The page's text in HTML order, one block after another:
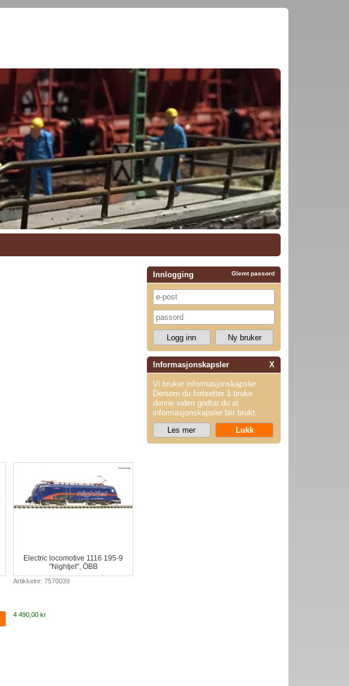
Electric locomotive 1116 195-9
"Nightjet", ÖBB
Artikkelnr: 7570039
4 490,00 kr
Glemt passord
Innlogging
Informasjonskapsler X
Vi bruker informasjonskapsler.
Dersom du fortsetter å bruke
denne siden godtar du at
informasjonskapsler blir brukt.